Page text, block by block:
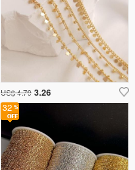
US$ 4.79 3.26
32